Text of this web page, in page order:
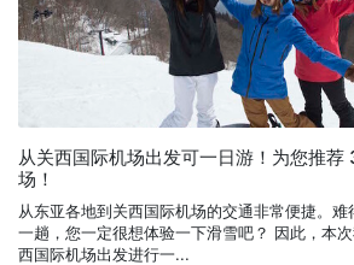
从关西国际机场出发可一日游！为您推荐
场！
从东亚各地到关西国际机场的交通非常便捷。
一趟，您一定很想体验一下滑雪吧？ 因此，本
西国际机场出发进行一...